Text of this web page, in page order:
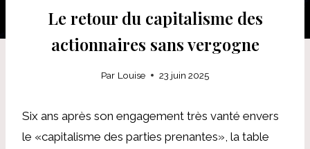
Le retour du capitalisme des
actionnaires sans vergogne
Par Louise 23 juin 2025
Six ans après son engagement très vanté envers
le «capitalisme des parties prenantes», la table